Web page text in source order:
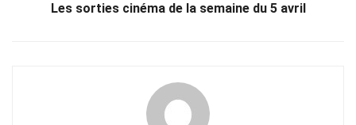
Les sorties cinéma de la semaine du 5 avril